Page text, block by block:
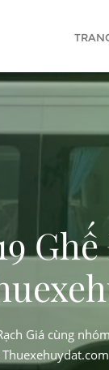
trọng. Từ các
Xe
kế hoạch đi
Rạch Giá của